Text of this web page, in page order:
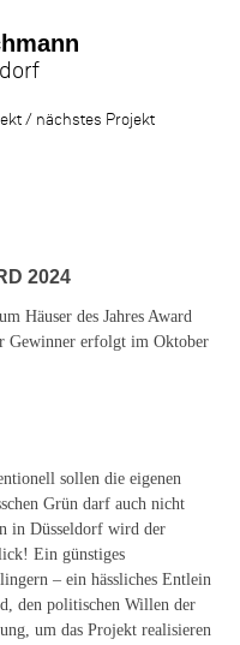
nächstes Projekt
2024
Häuser des Jahres Award
Gewinner erfolgt im Oktober
sollen die eigenen
Grün darf auch nicht
in Düsseldorf wird der
Ein günstiges
– ein hässliches Entlein
den politischen Willen der
um das Projekt realisieren